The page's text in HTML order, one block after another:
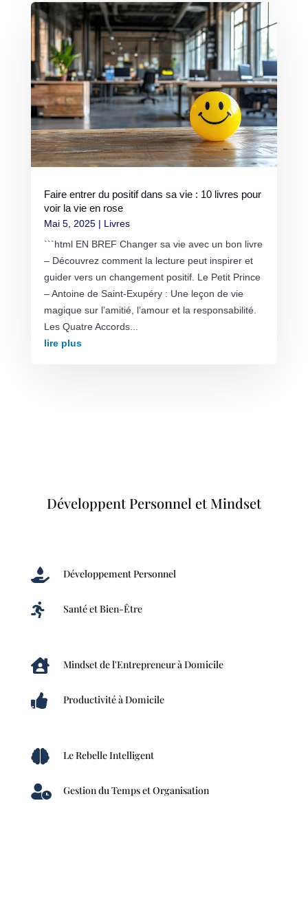
Faire entrer du positif dans sa vie : 10 livres pour
voir la vie en rose
Mai 5, 2025| Livres
```html EN BREF Changer sa vie avec un bon livre
– Découvrez comment la lecture peut inspirer et
guider vers un changement positif. Le Petit Prince
– Antoine de Saint-Exupéry : Une leçon de vie
magique sur l’amitié, l’amour et la responsabilité.
Les Quatre Accords...
lire plus
Développent Personnel et Mindset
 Développement Personnel
 Santé et Bien-Être
 Mindset de l'Entrepreneur à Domicile
 Productivité à Domicile
 Le Rebelle Intelligent
 Gestion du Temps et Organisation